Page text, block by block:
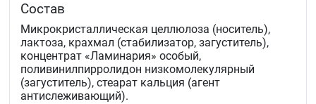
Состав
Микрокристаллическая целлюлоза (носитель),
лактоза, крахмал (стабилизатор, загуститель),
концентрат «Ламинария» особый,
поливинилпирролидон низкомолекулярный
(загуститель), стеарат кальция (агент
антислеживающий).